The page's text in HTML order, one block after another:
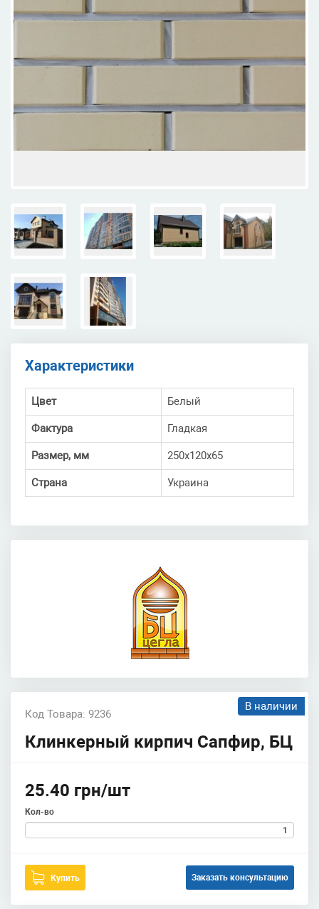
Характеристики
Цвет Белый
Фактура Гладкая
Размер, мм 250х120х65
Страна Украина
Код Товара: 9236
В наличии
Клинкерный кирпич Сапфир, БЦ
25.40 грн/шт
Кол-во
Купить Заказать консультацию